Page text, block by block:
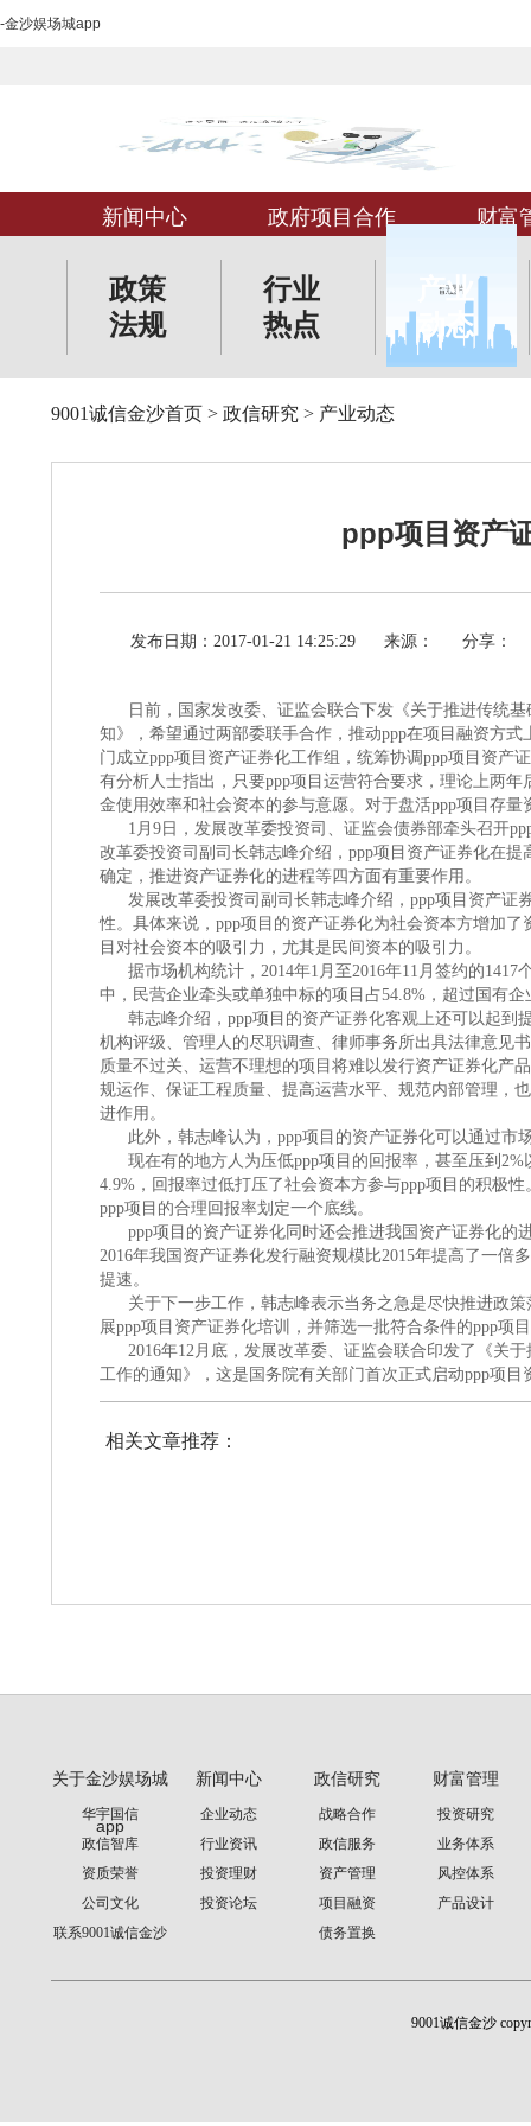
-金沙娱场城app
新闻中心 政府项目合作 财富
政策
法规
行业
热点
产业
动态
9001诚信金沙首页 > 政信研究 > 产业动态
ppp项目资产
发布日期：2017-01-21 14:25:29 来源： 分享：
日前，国家发改委、证监会联合下发《关于推进传统基
知》，希望通过两部委联手合作，推动ppp在项目融资方
门成立ppp项目资产证券化工作组，统筹协调ppp项目资产
有分析人士指出，只要ppp项目运营符合要求，理论上两
金使用效率和社会资本的参与意愿。对于盘活ppp项目存
1月9日，发展改革委投资司、证监会债券部牵头召开
改革委投资司副司长韩志峰介绍，ppp项目资产证券化在
确定，推进资产证券化的进程等四方面有重要作用。
发展改革委投资司副司长韩志峰介绍，ppp项目资产证
性。具体来说，ppp项目的资产证券化为社会资本方增加
目对社会资本的吸引力，尤其是民间资本的吸引力。
据市场机构统计，2014年1月至2016年11月签约的
中，民营企业牵头或单独中标的项目占54.8%，超过国有企
韩志峰介绍，ppp项目的资产证券化客观上还可以起到
机构评级、管理人的尽职调查、律师事务所出具法律意见
质量不过关、运营不理想的项目将难以发行资产证券化产
规运作、保证工程质量、提高运营水平、规范内部管理，
进作用。
此外，韩志峰认为，ppp项目的资产证券化可以通过市
现在有的地方人为压低ppp项目的回报率，甚至压到
4.9%，回报率过低打压了社会资本方参与ppp项目的积极
ppp项目的合理回报率划定一个底线。
ppp项目的资产证券化同时还会推进我国资产证券化
2016年我国资产证券化发行融资规模比2015年提高了一倍
提速。
关于下一步工作，韩志峰表示当务之急是尽快推进政
展ppp项目资产证券化培训，并筛选一批符合条件的ppp项
2016年12月底，发展改革委、证监会联合印发了《关
工作的通知》，这是国务院有关部门首次正式启动ppp项目
相关文章推荐：
关于金沙娱场城
app
华宇国信
政信智库
资质荣誉
公司文化
联系9001诚信金沙
新闻中心
企业动态
行业资讯
投资理财
投资论坛
政信研究
战略合作
政信服务
资产管理
项目融资
债务置换
财富管理
投资研究
业务体系
风控体系
产品设计
9001诚信金沙